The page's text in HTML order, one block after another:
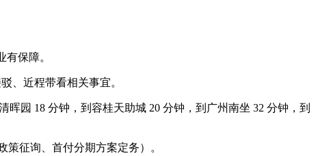
保障。
、近程带看相关事宜。
园 18 分钟，到容桂天助城 20 分钟，到广州南坐 32 分钟，到
征询、首付分期方案定务）。